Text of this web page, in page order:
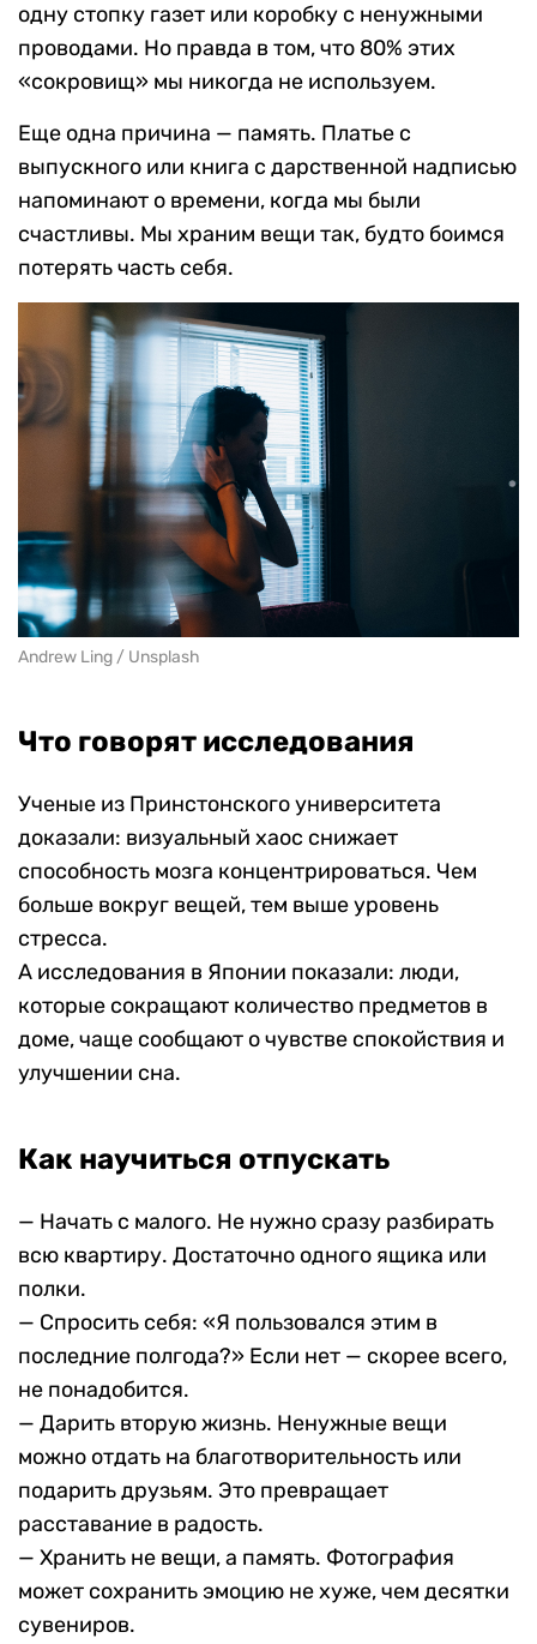
одну стопку газет или коробку с ненужными
проводами. Но правда в том, что 80% этих
«сокровищ» мы никогда не используем.
Еще одна причина — память. Платье с
выпускного или книга с дарственной надписью
напоминают о времени, когда мы были
счастливы. Мы храним вещи так, будто боимся
потерять часть себя.
Andrew Ling / Unsplash
Что говорят исследования
Ученые из Принстонского университета
доказали: визуальный хаос снижает
способность мозга концентрироваться. Чем
больше вокруг вещей, тем выше уровень
стресса.
А исследования в Японии показали: люди,
которые сокращают количество предметов в
доме, чаще сообщают о чувстве спокойствия и
улучшении сна.
Как научиться отпускать
— Начать с малого. Не нужно сразу разбирать
всю квартиру. Достаточно одного ящика или
полки.
— Спросить себя: «Я пользовался этим в
последние полгода?» Если нет — скорее всего,
не понадобится.
— Дарить вторую жизнь. Ненужные вещи
можно отдать на благотворительность или
подарить друзьям. Это превращает
расставание в радость.
— Хранить не вещи, а память. Фотография
может сохранить эмоцию не хуже, чем десятки
сувениров.